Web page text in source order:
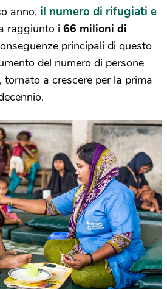
anno, il numero di rifugiati e
raggiunto i 66 milioni di
principali di questo
del numero di persone
a crescere per la prima